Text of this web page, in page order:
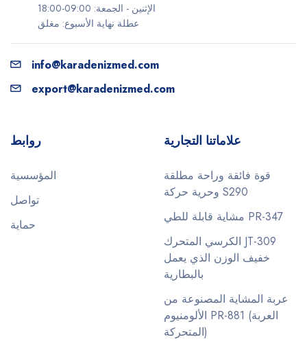
الإثنين - الجمعة: 09:00-18:00
عطلة نهاية الأسبوع: مغلق
info@karadenizmed.com
export@karadenizmed.com
روابط
المؤسسية
تواصل
حماية
علاماتنا التجارية
قوة فائقة وراحة مطلقة
وحرية حركة S290
مشاية قابلة للطي PR-347
الكرسي المتحرك JT-309
خفيف الوزن الذي يعمل
بالبطارية
عربة المشاية المصنوعة من
الألومنيوم PR-881 (العربة
المتحركة)